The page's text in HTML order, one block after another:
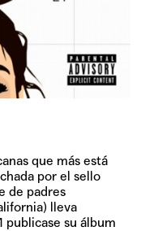
que más está
por el sello
de padres
lleva
publicase su álbum